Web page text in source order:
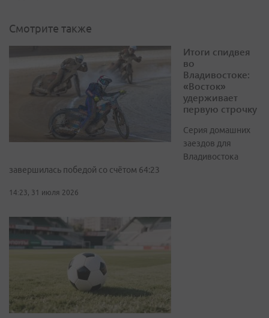
Смотрите также
Итоги спидвея
во
Владивостоке:
«Восток»
удерживает
первую строчку
Серия домашних
заездов для
Владивостока
завершилась победой со счётом 64:23
14:23, 31 июля 2026